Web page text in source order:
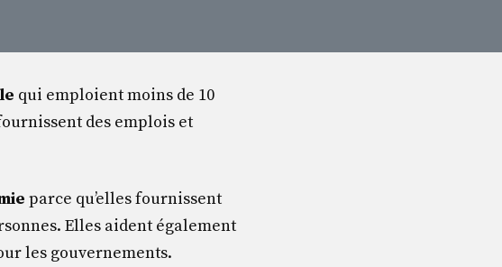
qui emploient moins de 10
des emplois et
parce qu’elles fournissent
Elles aident également
les gouvernements.